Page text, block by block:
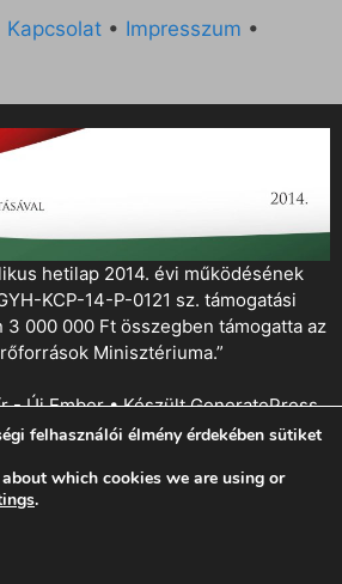
Kapcsolat • Impresszum •
hetilap 2014. évi működésének
KCP-14-P-0121 sz. támogatási
000 000 Ft összegben támogatta az
Minisztériuma.”
- Új Ember• KészültGeneratePress
felhasználói élmény érdekében sütiket
which cookies we are using or
.